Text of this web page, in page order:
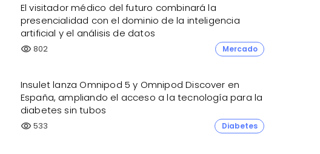
El visitador médico del futuro combinará la
presencialidad con el dominio de la inteligencia
artificial y el análisis de datos
visibility 802 Mercado
Insulet lanza Omnipod 5 y Omnipod Discover en
España, ampliando el acceso a la tecnología para la
diabetes sin tubos
visibility 533 Diabetes